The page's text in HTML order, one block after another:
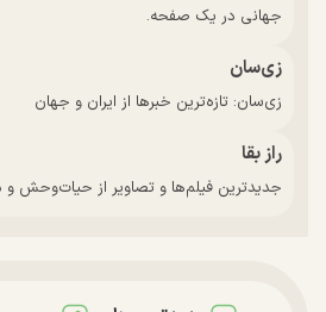
جهانی در یک صفحه.
زی‌سان
زی‌سان: تازه‌ترین خبرها از ایران و جهان
راز بقا
جدیدترین فیلم‌ها و تصاویر از حیات‌وحش و